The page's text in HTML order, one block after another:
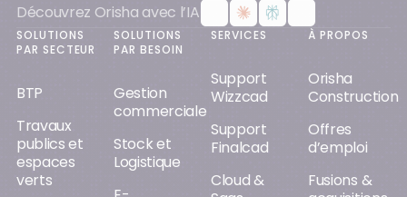
Découvrez Orisha avec l’IA
SOLUTIONS
PAR SECTEUR
BTP
Travaux
publics et
espaces
verts
SOLUTIONS
PAR BESOIN
Gestion
commerciale
Stock et
Logistique
SERVICES
Support
Wizzcad
Support
Finalcad
Cloud &
À PROPOS
Orisha
Construction
Offres
d’emploi
Fusions &